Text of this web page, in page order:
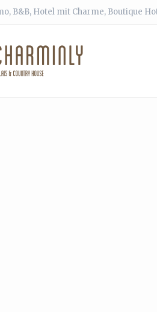
B&B, Hotel mit Charme, Boutique